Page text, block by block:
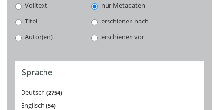
Volltext
nur Metadaten
Titel
erschienen nach
Autor(en)
erschienen vor
Sprache
Deutsch 2754
Englisch 54